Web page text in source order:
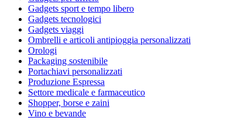
Gadgets sport e tempo libero
Gadgets tecnologici
Gadgets viaggi
Ombrelli e articoli antipioggia personalizzati
Orologi
Packaging sostenibile
Portachiavi personalizzati
Produzione Espressa
Settore medicale e farmaceutico
Shopper, borse e zaini
Vino e bevande